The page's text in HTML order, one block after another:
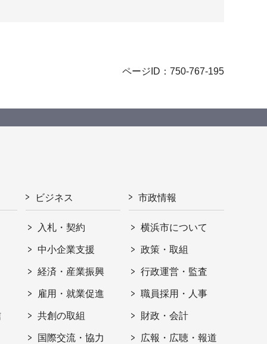
ページID：750-767-195
ビジネス
入札・契約
中小企業支援
経済・産業振興
雇用・就業促進
共創の取組
国際交流・協力
市政情報
横浜市について
政策・取組
行政運営・監査
職員採用・人事
財政・会計
広報・広聴・報道